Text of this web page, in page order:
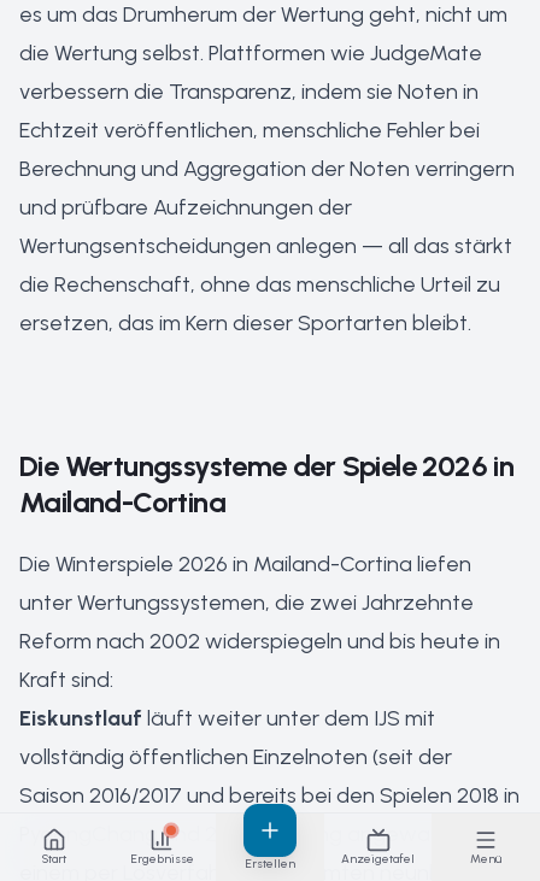
es um das Drumherum der Wertung geht, nicht um
die Wertung selbst. Plattformen wie JudgeMate
verbessern die Transparenz, indem sie Noten in
Echtzeit veröffentlichen, menschliche Fehler bei
Berechnung und Aggregation der Noten verringern
und prüfbare Aufzeichnungen der
Wertungsentscheidungen anlegen — all das stärkt
die Rechenschaft, ohne das menschliche Urteil zu
ersetzen, das im Kern dieser Sportarten bleibt.
Die Wertungssysteme der Spiele 2026 in
Mailand-Cortina
Die Winterspiele 2026 in Mailand-Cortina liefen
unter Wertungssystemen, die zwei Jahrzehnte
Reform nach 2002 widerspiegeln und bis heute in
Kraft sind:
Eiskunstlauf läuft weiter unter dem IJS mit
vollständig öffentlichen Einzelnoten (seit der
Saison 2016/2017 und bereits bei den Spielen 2018 in
PyeongChang und 2022 in Peking angewandt),
einem per Losverfahren bestimmten neunköpfigen
Start Ergebnisse Erstellen Anzeigetafel Menü